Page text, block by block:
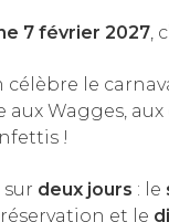
7 février 2027 ,
célèbre le
Wagges,
!
sur deux jours : le
et le